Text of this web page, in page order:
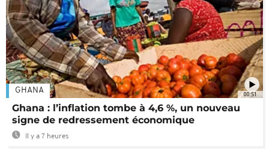
00:51
GHANA
Ghana : l’inflation tombe à 4,6 %, un nouveau
signe de redressement économique
Il y a 7 heures